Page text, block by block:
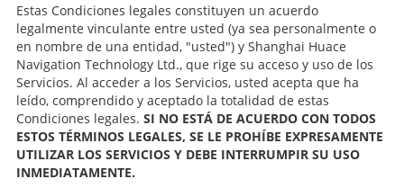
Estas Condiciones legales constituyen un acuerdo
legalmente vinculante entre usted (ya sea personalmente o
en nombre de una entidad, "usted") y Shanghai Huace
Navigation Technology Ltd., que rige su acceso y uso de los
Servicios. Al acceder a los Servicios, usted acepta que ha
leído, comprendido y aceptado la totalidad de estas
Condiciones legales. SI NO ESTÁ DE ACUERDO CON TODOS
ESTOS TÉRMINOS LEGALES, SE LE PROHÍBE EXPRESAMENTE
UTILIZAR LOS SERVICIOS Y DEBE INTERRUMPIR SU USO
INMEDIATAMENTE.